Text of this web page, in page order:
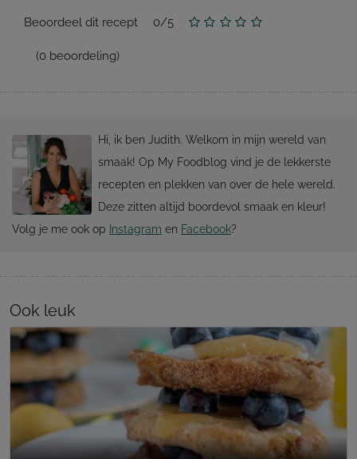
Beoordeel dit recept 0/5
(0 beoordeling)
Hi, ik ben Judith. Welkom in mijn wereld van
smaak! Op My Foodblog vind je de lekkerste
recepten en plekken van over de hele wereld.
Deze zitten altijd boordevol smaak en kleur!
Volg je me ook op Instagram en Facebook
Ook leuk